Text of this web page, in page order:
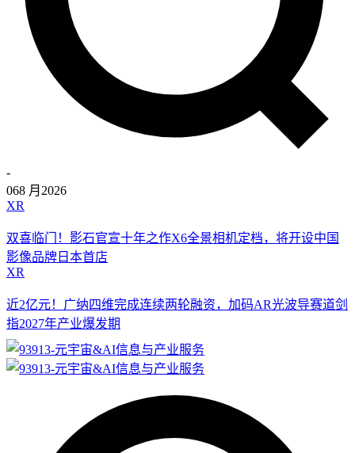
-
068 月 2026
XR
双喜临门！影石官宣十年之作X6全景相机定档，将开设中国
影像品牌日本首店
XR
近2亿元！广纳四维完成连续两轮融资，加码AR光波导赛道剑
指2027年产业爆发期